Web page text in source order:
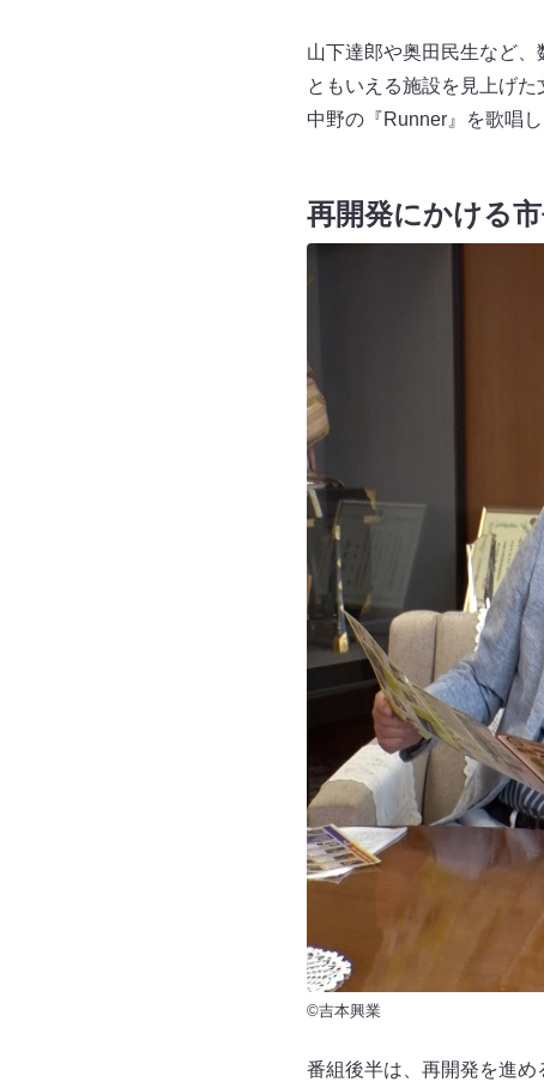
山下達郎や奥田民生など
ともいえる施設を見上げ
中野の『Runner』を歌唱
再開発にかける
©吉本興業
番組後半は、再開発を進